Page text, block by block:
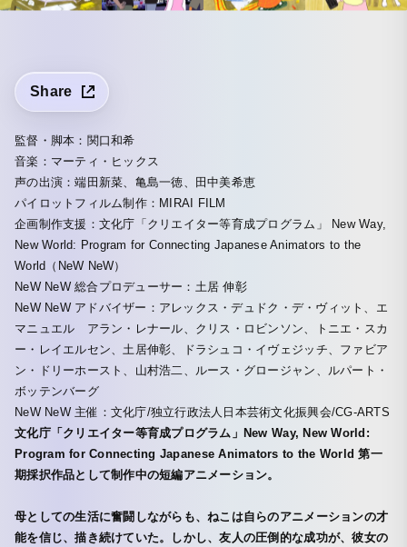
Share
監督・脚本：関口和希
音楽：マーティ・ヒックス
声の出演：端田新菜、亀島一徳、田中美希恵
パイロットフィルム制作：MIRAI FILM
企画制作支援：文化庁「クリエイター等育成プログラム」 New Way,
New World: Program for Connecting Japanese Animators to the
World（NeW NeW）
NeW NeW 総合プロデューサー：土居 伸彰
NeW NeW アドバイザー：アレックス・デュドク・デ・ヴィット、エ
マニュエル゠アラン・レナール、クリス・ロビンソン、トニエ・スカ
ー・レイエルセン、土居伸彰、ドラシュコ・イヴェジッチ、ファビア
ン・ドリーホースト、山村浩二、ルース・グロージャン、ルパート・
ボッテンバーグ
NeW NeW 主催：文化庁/独立行政法人日本芸術文化振興会/CG-ARTS
文化庁「クリエイター等育成プログラム」New Way, New World:
Program for Connecting Japanese Animators to the World 第一
期採択作品として制作中の短編アニメーション。
母としての生活に奮闘しながらも、ねこは自らのアニメーションの才
能を信じ、描き続けていた。しかし、友人の圧倒的な成功が、彼女の